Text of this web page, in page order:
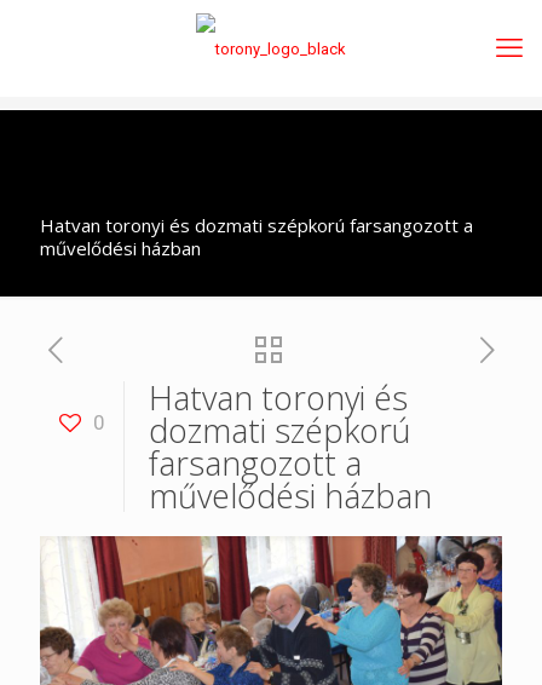
Hatvan toronyi és dozmati szépkorú farsangozott a
művelődési házban
0
Hatvan toronyi és
dozmati szépkorú
farsangozott a
művelődési házban